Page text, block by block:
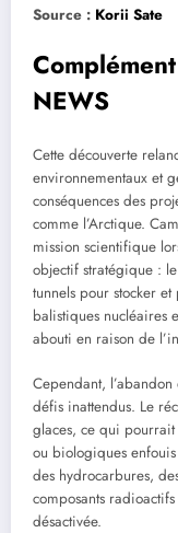
Source : Korii Sate
NEWS
Cette découverte
environnementaux et
conséquences des
comme l’Arctique.
mission scientifique
objectif stratégique :
tunnels pour stocker
balistiques nucléaires
abouti en raison de
Cependant,
défis inattendus. Le
glaces, ce qui
ou biologiques
des hydrocarbures,
composants
désactivée.